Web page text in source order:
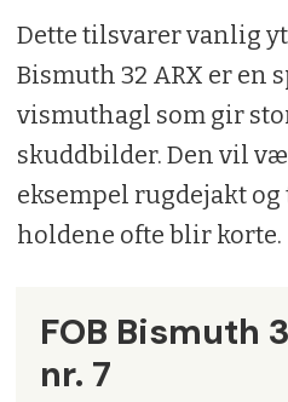
Dette tilsvarer vanlig
Bismuth 32 ARX er en
vismuthagl som gir
skuddbilder. Den vil
eksempel rugdejakt
holdene ofte blir korte.
FOB Bismuth
nr. 7